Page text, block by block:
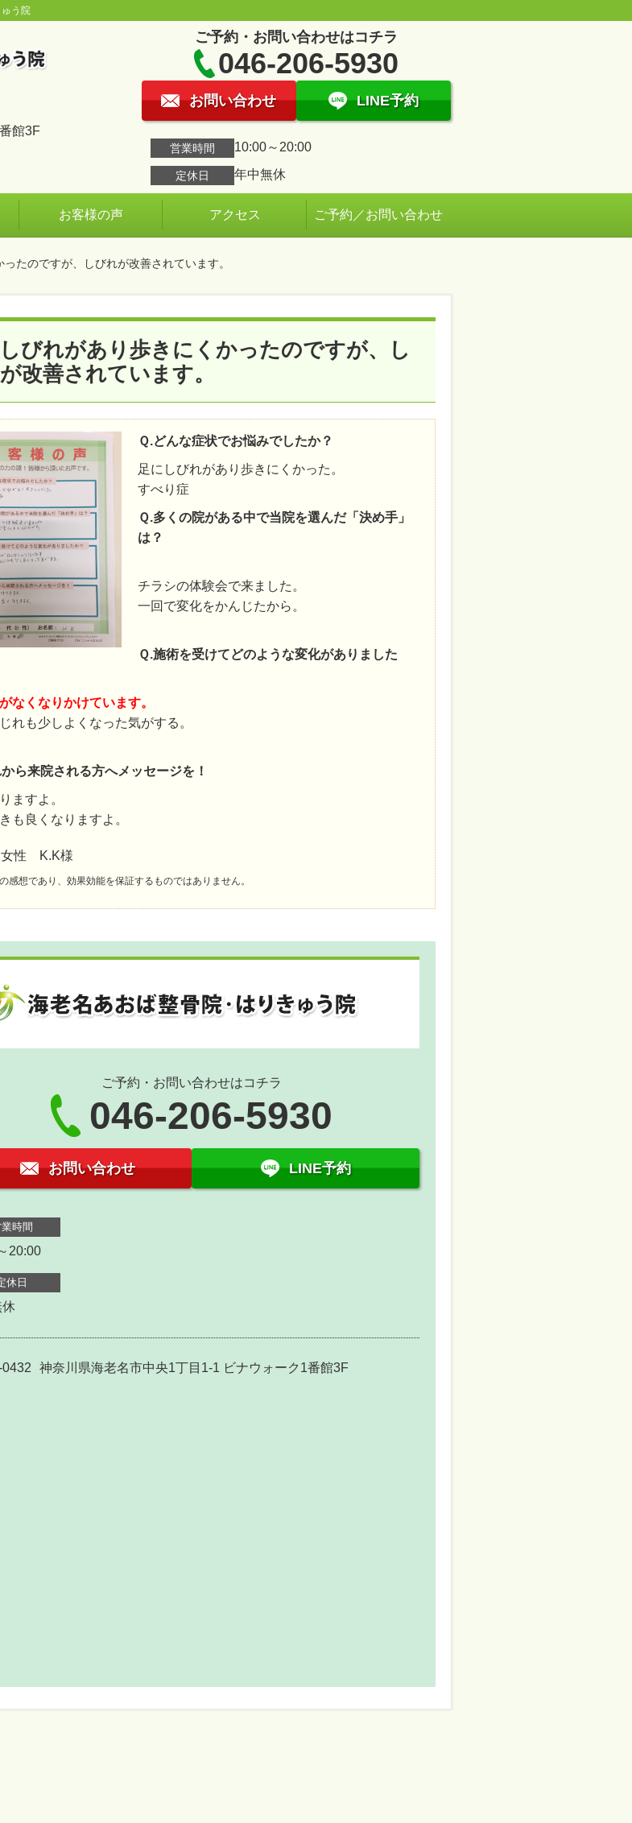
う院
館3F
ご予約・お問い合わせはコチラ
046-206-5930
お問い合わせ LINE予約
営業時間 10:00～20:00
定休日 年中無休
お客様の声 アクセス ご予約／お問い合わせ
たのですが、しびれが改善されています。
びれがあり歩きにくかったのですが、し
改善されています。
Ｑ.どんな症状でお悩みでしたか？
足にしびれがあり歩きにくかった。
すべり症
Ｑ.多くの院がある中で当院を選んだ「決め手」
は？
チラシの体験会で来ました。
一回で変化をかんじたから。
Ｑ.施術を受けてどのような変化がありました
なくなりかけています。
れも少しよくなった気がする。
から来院される方へメッセージを！
ますよ。
も良くなりますよ。
性 K.K様
感想であり、効果効能を保証するものではありません。
ご予約・お問い合わせはコチラ
046-206-5930
お問い合わせ LINE予約
時間
20:00
休日
休
神奈川県海老名市中央1丁目1-1 ビナウォーク1番館3F